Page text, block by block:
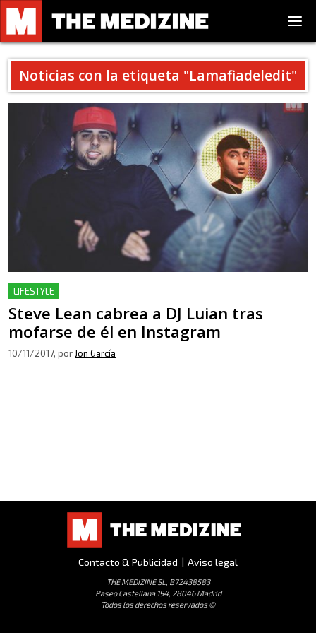
Noticias con la etiqueta "Lamafiadeledit"
LIFESTYLE
Steve Lean cabrea a DJ Luian tras
mofarse de él en Instagram
10/11/2017, por Jon García
Contacto & Publicidad | Aviso legal
THE MEDIZINE SL, B72438583
Paseo Castellana 194, 28046 Madrid
Todos los derechos reservados ©